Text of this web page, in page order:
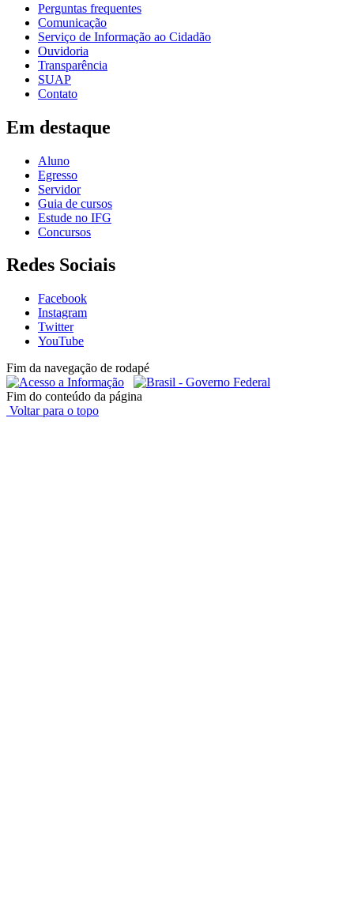
Perguntas frequentes
Comunicação
Serviço de Informação ao Cidadão
Ouvidoria
Transparência
SUAP
Contato
Em destaque
Aluno
Egresso
Servidor
Guia de cursos
Estude no IFG
Concursos
Redes Sociais
Facebook
Instagram
Twitter
YouTube
Fim da navegação de rodapé
Fim do conteúdo da página
Voltar para o topo